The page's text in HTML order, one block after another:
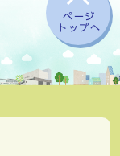
ページ
トップへ